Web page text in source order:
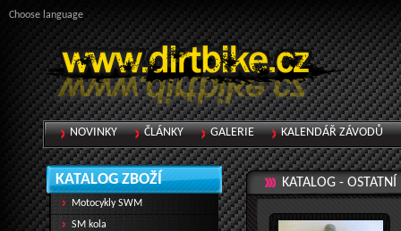
KATALOG - OSTATNÍ
KATALOG ZBOŽÍ
Motocykly SWM
SM kola
NOVINKY ČLÁNKY GALERIE KALENDÁŘ ZÁVODŮ
Choose language